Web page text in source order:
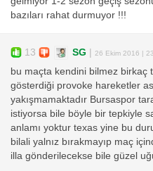
bazıları rahat durmuyor !!!
13 SG | 26 Ekim 2016 |
bu maçta kendini bilmez birkaç
gösterdiği provoke hareketler
yakışmamaktadır Bursaspor
istiyorsa bile böyle bir tepkiyle
anlamı yoktur texas yine bu
bilali yalnız bırakmayıp maç
illa gönderilecekse bile güzel